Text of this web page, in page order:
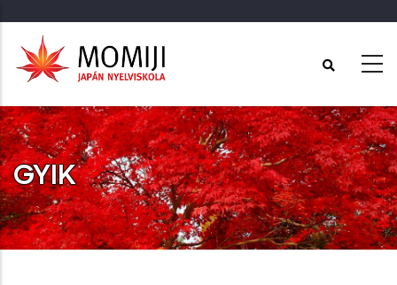
tartalomra
GYIK
Címlap - GYIK